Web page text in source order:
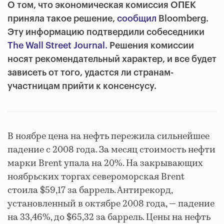
О том, что экономическая комиссия ОПЕК
приняла такое решение, сообщил Bloomberg.
Эту информацию подтвердили собеседники
The Wall Street Journal. Решения комиссии
носят рекомендательный характер, и все будет
зависеть от того, удастся ли странам-
участницам прийти к консенсусу.
В ноябре цена на нефть пережила сильнейшее
падение с 2008 года. За месяц стоимость нефти
марки Brent упала на 20%. На закрывающих
ноябрьских торгах североморская Brent
стоила $59,17 за баррель. Антирекорд,
установленный в октябре 2008 года, — падение
на 33,46%, до $65,32 за баррель. Цены на нефть